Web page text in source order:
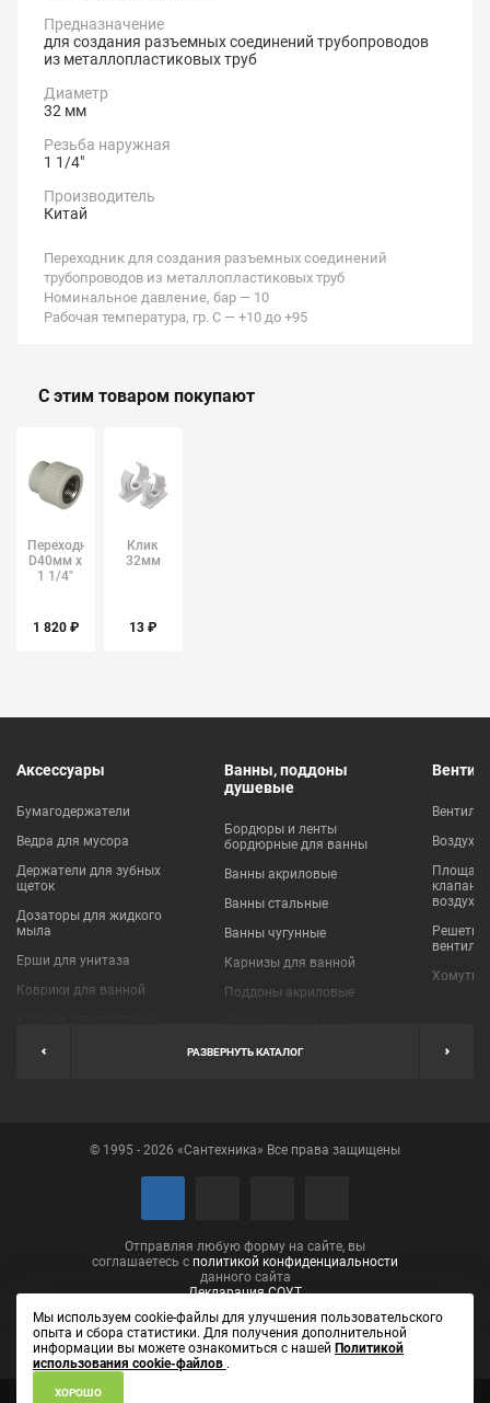
Предназначение
для создания разъемных соединений трубопроводов
из металлопластиковых труб
Диаметр
32 мм
Резьба наружная
1 1/4"
Производитель
Китай
Переходник для создания разъемных соединений
трубопроводов из металлопластиковых труб
Номинальное давление, бар — 10
Рабочая температура, гр. С — +10 до +95
С этим товаром покупают
Переходник
D40мм х
1 1/4"
FV-Plast
1 820 ₽
Клик
32мм
13 ₽
Аксессуары
Бумагодержатели
Ведра для мусора
Держатели для зубных
щеток
Дозаторы для жидкого
мыла
Ерши для унитаза
Коврики для ванной
Мыльницы
Полотенцедержатели
Сушилки для белья
Ванны, поддоны
душевые
Бордюры и ленты
бордюрные для ванны
Ванны акриловые
Ванны стальные
Ванны чугунные
Карнизы для ванной
Поддоны акриловые
Пробки для ванн
клапаны
Решетки
Хомуты
РАЗВЕРНУТЬ КАТАЛОГ
© 1995 - 2026 «Сантехника» Все права защищены
Отправляя любую форму на сайте, вы
соглашаетесь с политикой конфиденциальности
данного сайта
Декларация СОУТ
ИП Лаптева Елена Вениаминовна ОГРН 304434531001090
Мы используем cookie-файлы для улучшения пользовательского
опыта и сбора статистики. Для получения дополнительной
информации вы можете ознакомиться с нашей Политикой
использования cookie-файлов .
ХОРОШО